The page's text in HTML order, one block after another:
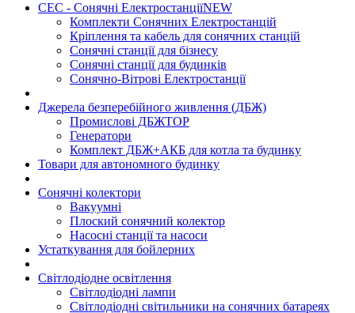
СЕС - Сонячні ЕлектростанціїNEW
Комплекти Сонячних Електростанцій
Кріплення та кабель для сонячних станцій
Сонячні станції для бізнесу
Сонячні станції для будинків
Сонячно-Вітрові Електростанції
Джерела безперебійного живлення (ДБЖ)
Промислові ДБЖTOP
Генератори
Комплект ДБЖ+АКБ для котла та будинку
Товари для автономного будинку
Сонячні колектори
Вакуумні
Плоский сонячний колектор
Насосні станції та насоси
Устаткування для бойлерних
Світлодіодне освітлення
Світлодіодні лампи
Світлодіодні світильники на сонячних батареях